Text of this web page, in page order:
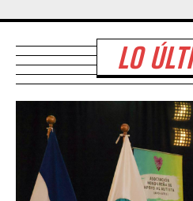
LO